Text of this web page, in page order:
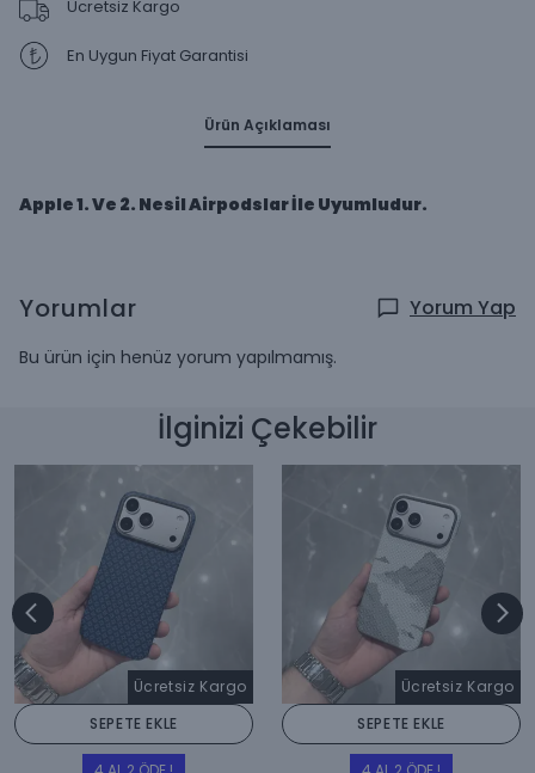
Ücretsiz Kargo
En Uygun Fiyat Garantisi
Ürün Açıklaması
Apple 1. Ve 2. Nesil Airpodslar İle Uyumludur.
Yorumlar Yorum Yap
Bu ürün için henüz yorum yapılmamış.
İlginizi Çekebilir
Ücretsiz Kargo
SEPETE EKLE
Ücretsiz Kargo
SEPETE EKLE